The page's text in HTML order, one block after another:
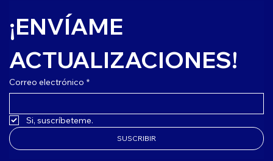
¡ENVÍAME
ACTUALIZACIONES!
Correo electrónico *
Si, suscríbeteme.
SUSCRIBIR